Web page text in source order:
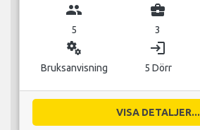
group
5
business_center
3
miscellaneous_services
Bruksanvisning
login
5 Dörr
VISA DETALJER...